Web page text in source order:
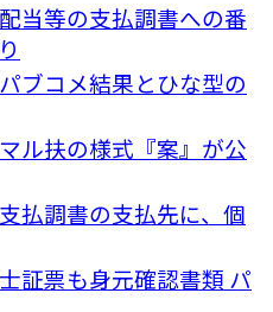
当等の支払調書への番
ブコメ結果とひな型の
ル扶の様式『案』が公
払調書の支払先に、個
証票も身元確認書類 パ